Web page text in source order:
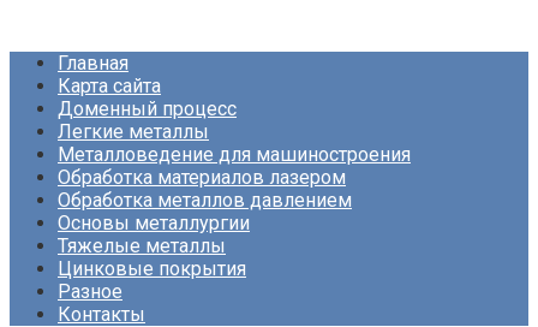
контентуГлавная
Карта сайта
Доменный процесс
Легкие металлы
Металловедение для машиностроения
Обработка материалов лазером
Обработка металлов давлением
Основы металлургии
Тяжелые металлы
Цинковые покрытия
Разное
Контакты